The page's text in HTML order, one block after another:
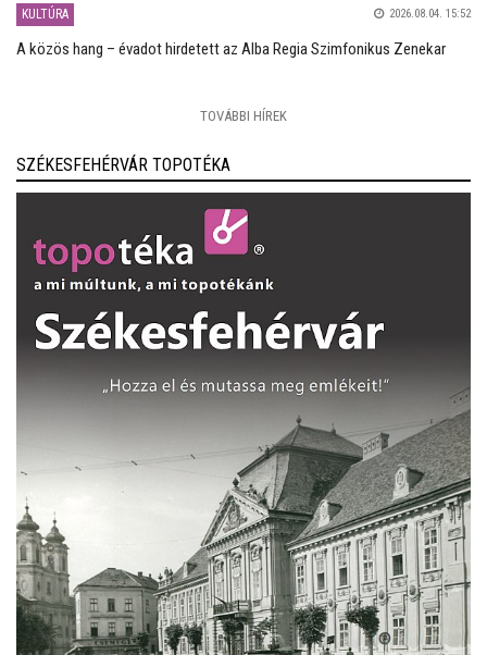
KULTÚRA 2026.08.04. 15:52
A közös hang – évadot hirdetett az Alba Regia Szimfonikus Zenekar
TOVÁBBI HÍREK
SZÉKESFEHÉRVÁR TOPOTÉKA